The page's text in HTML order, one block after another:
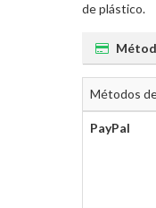
de plástico.
Métodos
PayPal